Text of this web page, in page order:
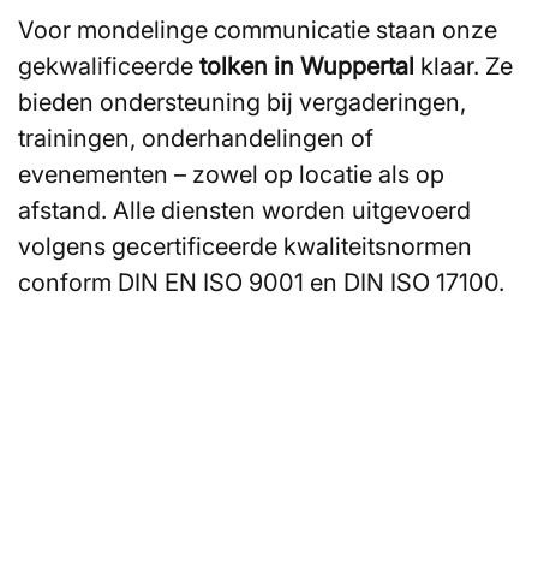
Voor mondelinge communicatie staan onze
gekwalificeerde tolken in Wuppertal klaar. Ze
bieden ondersteuning bij vergaderingen,
trainingen, onderhandelingen of
evenementen – zowel op locatie als op
afstand. Alle diensten worden uitgevoerd
volgens gecertificeerde kwaliteitsnormen
conform DIN EN ISO 9001 en DIN ISO 17100.